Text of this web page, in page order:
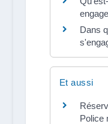
Dans
Et aussi
Police